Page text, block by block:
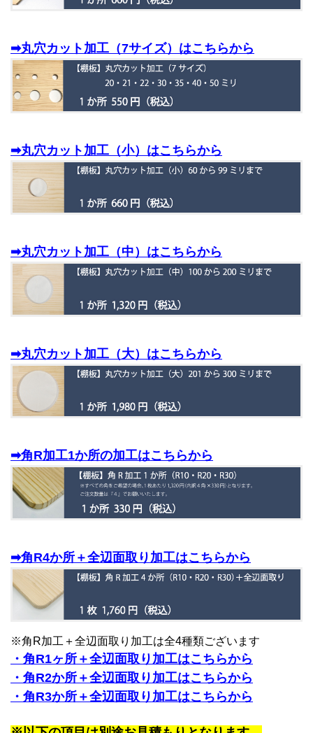
➡丸穴カット加工（7サイズ）はこちらから
➡丸穴カット加工（小）はこちらから
➡丸穴カット加工（中）はこちらから
➡丸穴カット加工（大）はこちらから
➡角R加工1か所の加工はこちらから
➡角R4か所＋全辺面取り加工はこちらから
※角R加工＋全辺面取り加工は全4種類ございます
・角R1ヶ所＋全辺面取り加工はこちらから
・角R2か所＋全辺面取り加工はこちらから
・角R3か所＋全辺面取り加工はこちらから